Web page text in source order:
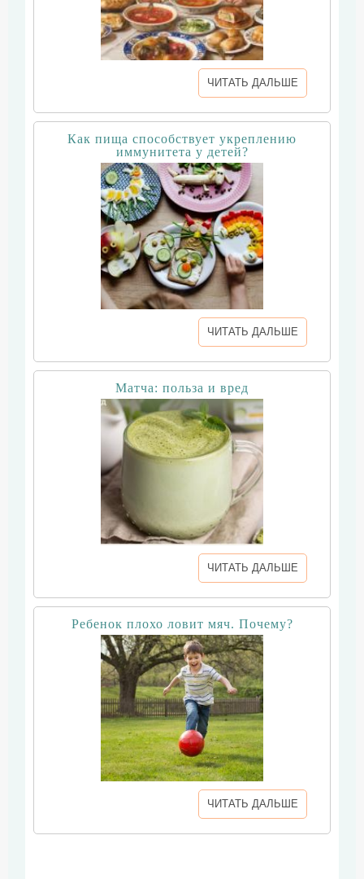
ЧИТАТЬ ДАЛЬШЕ
Как пища способствует укреплению
иммунитета у детей?
ЧИТАТЬ ДАЛЬШЕ
Матча: польза и вред
ЧИТАТЬ ДАЛЬШЕ
Ребенок плохо ловит мяч. Почему?
ЧИТАТЬ ДАЛЬШЕ